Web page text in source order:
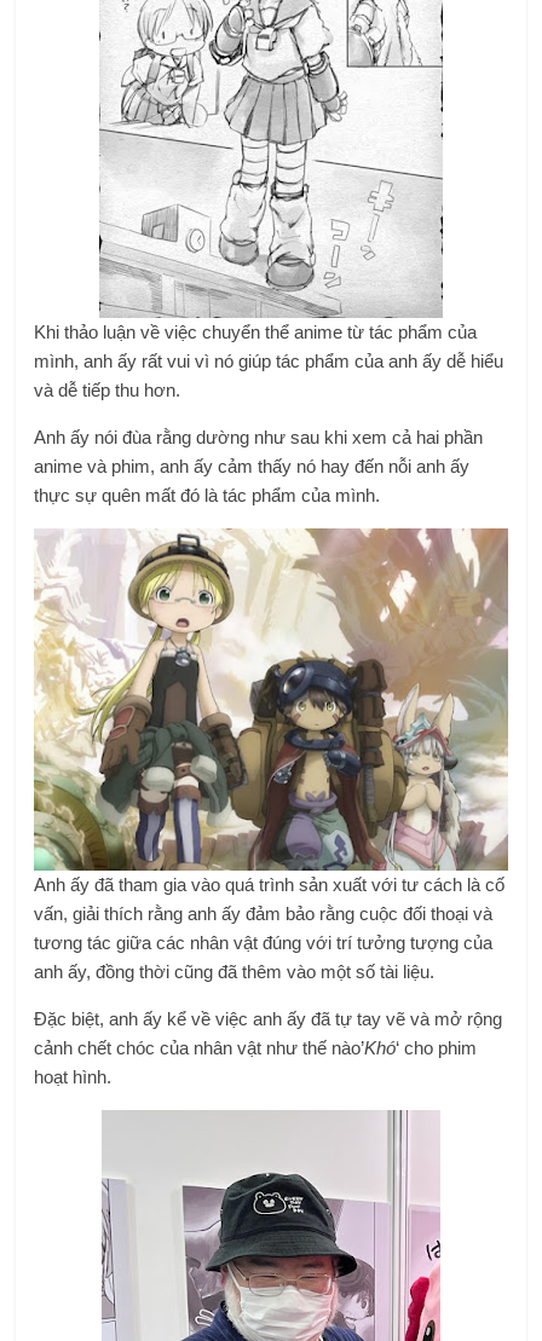
Khi thảo luận về việc chuyển thể anime từ tác phẩm của
mình, anh ấy rất vui vì nó giúp tác phẩm của anh ấy dễ hiểu
và dễ tiếp thu hơn.
Anh ấy nói đùa rằng dường như sau khi xem cả hai phần
anime và phim, anh ấy cảm thấy nó hay đến nỗi anh ấy
thực sự quên mất đó là tác phẩm của mình.
Anh ấy đã tham gia vào quá trình sản xuất với tư cách là cố
vấn, giải thích rằng anh ấy đảm bảo rằng cuộc đối thoại và
tương tác giữa các nhân vật đúng với trí tưởng tượng của
anh ấy, đồng thời cũng đã thêm vào một số tài liệu.
Đặc biệt, anh ấy kể về việc anh ấy đã tự tay vẽ và mở rộng
cảnh chết chóc của nhân vật như thế nào’Khó‘ cho phim
hoạt hình.